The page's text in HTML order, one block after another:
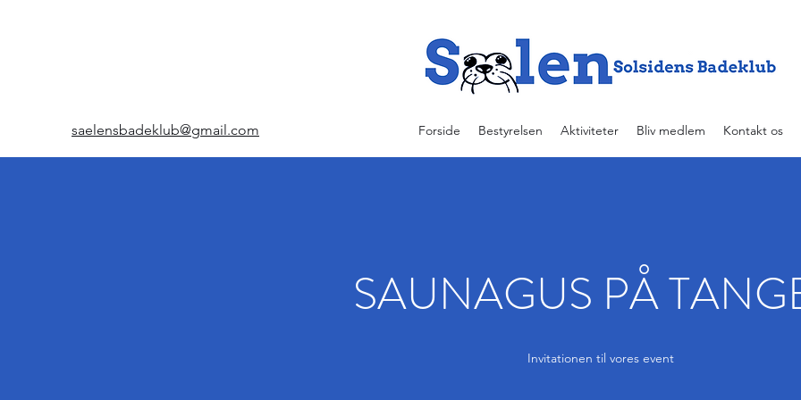
saelensbadeklub@gmail.com Forside Bestyrelsen Aktiviteter Bliv medlem Kontakt os
SAUNAGUS PÅ
Invitationen til vores event